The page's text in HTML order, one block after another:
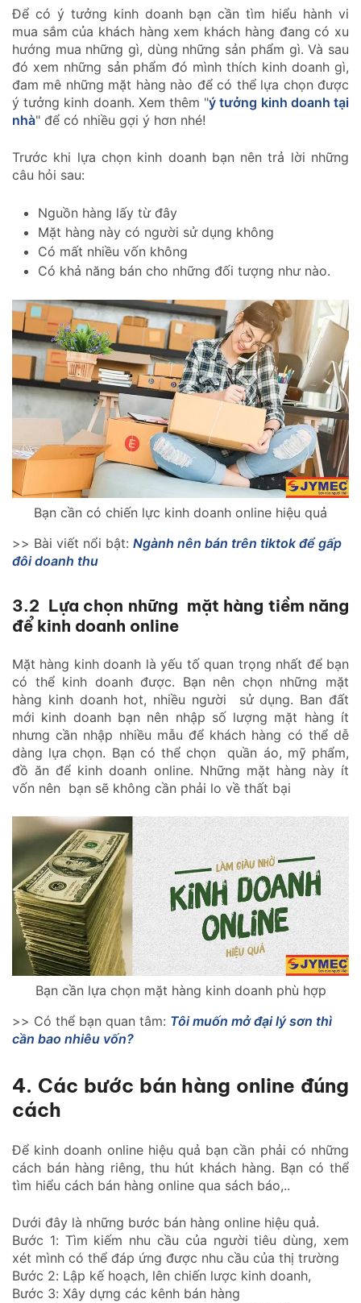
Để có ý tưởng kinh doanh bạn cần tìm hiểu hành vi
mua sắm của khách hàng xem khách hàng đang có xu
hướng mua những gì, dùng những sản phẩm gì. Và sau
đó xem những sản phẩm đó mình thích kinh doanh gì,
đam mê những mặt hàng nào để có thể lựa chọn được
ý tưởng kinh doanh. Xem thêm "ý tưởng kinh doanh tại
nhà" để có nhiều gợi ý hơn nhé!
Trước khi lựa chọn kinh doanh bạn nên trả lời những
câu hỏi sau:
Nguồn hàng lấy từ đây
Mặt hàng này có người sử dụng không
Có mất nhiều vốn không
Có khả năng bán cho những đối tượng như nào.
Bạn cần có chiến lực kinh doanh online hiệu quả
>> Bài viết nổi bật: Ngành nên bán trên tiktok để gấp
đôi doanh thu
3.2 Lựa chọn những mặt hàng tiềm năng
để kinh doanh online
Mặt hàng kinh doanh là yếu tố quan trọng nhất để bạn
có thể kinh doanh được. Bạn nên chọn những mặt
hàng kinh doanh hot, nhiều người sử dụng. Ban đất
mới kinh doanh bạn nên nhập số lượng mặt hàng ít
nhưng cần nhập nhiều mẫu để khách hàng có thể dễ
dàng lựa chọn. Bạn có thể chọn quần áo, mỹ phẩm,
đồ ăn để kinh doanh online. Những mặt hàng này ít
vốn nên bạn sẽ không cần phải lo về thất bại
Bạn cần lựa chọn mặt hàng kinh doanh phù hợp
>> Có thể bạn quan tâm: Tôi muốn mở đại lý sơn thì
cần bao nhiêu vốn?
4. Các bước bán hàng online đúng
cách
Để kinh doanh online hiệu quả bạn cần phải có những
cách bán hàng riêng, thu hút khách hàng. Bạn có thể
tìm hiểu cách bán hàng online qua sách báo,..
Dưới đây là những bước bán hàng online hiệu quả.
Bước 1: Tìm kiếm nhu cầu của người tiêu dùng, xem
xét mình có thể đáp ứng được nhu cầu của thị trường
Bước 2: Lập kế hoạch, lên chiến lược kinh doanh,
Bước 3: Xây dựng các kênh bán hàng